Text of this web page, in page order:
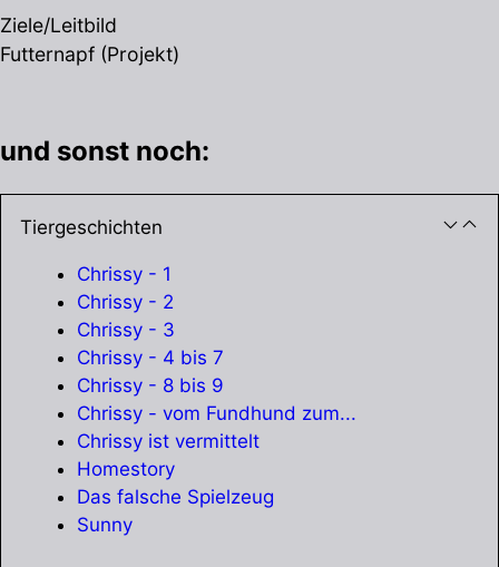
Ziele/Leitbild
Futternapf (Projekt)
und sonst noch:
Tiergeschichten
Chrissy - 1
Chrissy - 2
Chrissy - 3
Chrissy - 4 bis 7
Chrissy - 8 bis 9
Chrissy - vom Fundhund zum...
Chrissy ist vermittelt
Homestory
Das falsche Spielzeug
Sunny